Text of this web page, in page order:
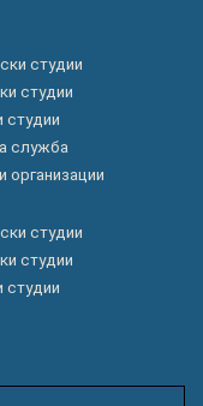
студии
студии
студии
служба
организации
студии
студии
студии